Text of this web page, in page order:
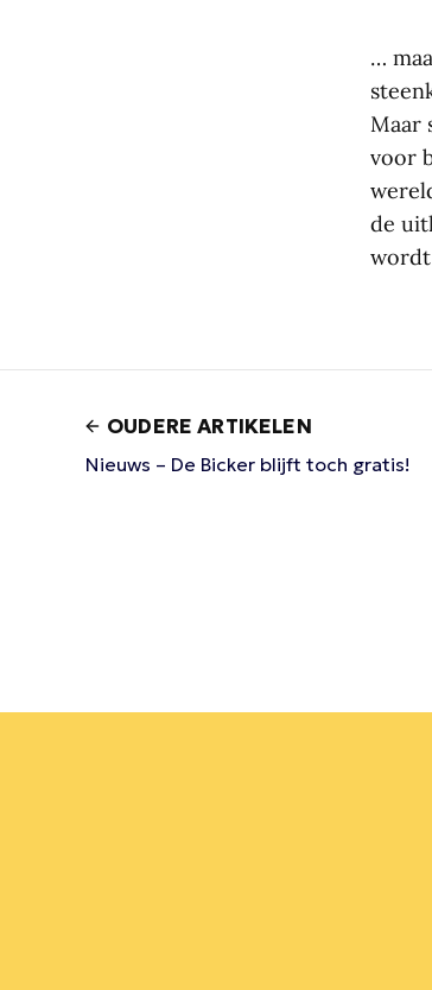
…
Maar
voor
de
wordt
OUDERE ARTIKELEN
Nieuws – De Bicker blijft toch gratis!